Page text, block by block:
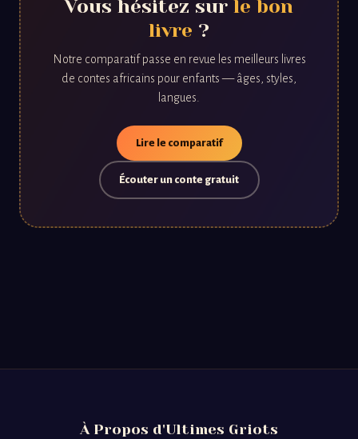
Vous hésitez sur le bon
livre ?
Notre comparatif passe en revue les meilleurs livres
de contes africains pour enfants — âges, styles,
langues.
Lire le comparatif
Écouter un conte gratuit
À Propos d'Ultimes Griots